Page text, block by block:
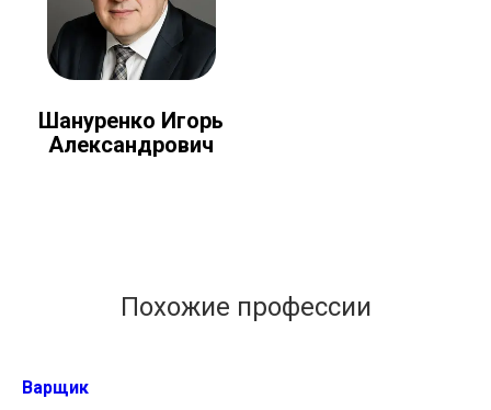
Шануренко Игорь
Александрович
Похожие профессии
Варщик